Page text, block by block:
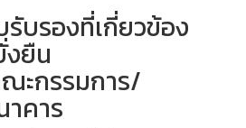
TH
EN
GSB Society
รับรองที่เกี่ยวข้อง
ยืน
ะกรรมการ/
าคาร